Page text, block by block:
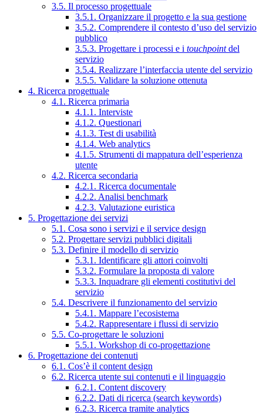
3.5. Il processo progettuale
3.5.1. Organizzare il progetto e la sua gestione
3.5.2. Comprendere il contesto d’uso del servizio
pubblico
3.5.3. Progettare i processi e i touchpointdel
servizio
3.5.4. Realizzare l’interfaccia utente del servizio
3.5.5. Validare la soluzione ottenuta
4. Ricerca progettuale
4.1. Ricerca primaria
4.1.1. Interviste
4.1.2. Questionari
4.1.3. Test di usabilità
4.1.4. Web analytics
4.1.5. Strumenti di mappatura dell’esperienza
utente
4.2. Ricerca secondaria
4.2.1. Ricerca documentale
4.2.2. Analisi benchmark
4.2.3. Valutazione euristica
5. Progettazione dei servizi
5.1. Cosa sono i servizi e il service design
5.2. Progettare servizi pubblici digitali
5.3. Definire il modello di servizio
5.3.1. Identificare gli attori coinvolti
5.3.2. Formulare la proposta di valore
5.3.3. Inquadrare gli elementi costitutivi del
servizio
5.4. Descrivere il funzionamento del servizio
5.4.1. Mappare l’ecosistema
5.4.2. Rappresentare i flussi di servizio
5.5. Co-progettare le soluzioni
5.5.1. Workshop di co-progettazione
6. Progettazione dei contenuti
6.1. Cos’è il content design
6.2. Ricerca utente sui contenuti e il linguaggio
6.2.1. Content discovery
6.2.2. Dati di ricerca (search keywords)
6.2.3. Ricerca tramite analytics